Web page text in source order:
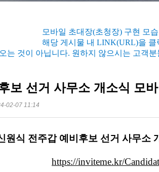
모바일 초대장(초청장) 구현 모
해당 게시물 내 LINK(URL)을 클
는 것이 아닙니다. 원하지 않으시는 고객
보 선거 사무소 개소식 모
02-07 11:14
원식 전주갑 예비후보 선거 사무소
https://inviteme.kr/